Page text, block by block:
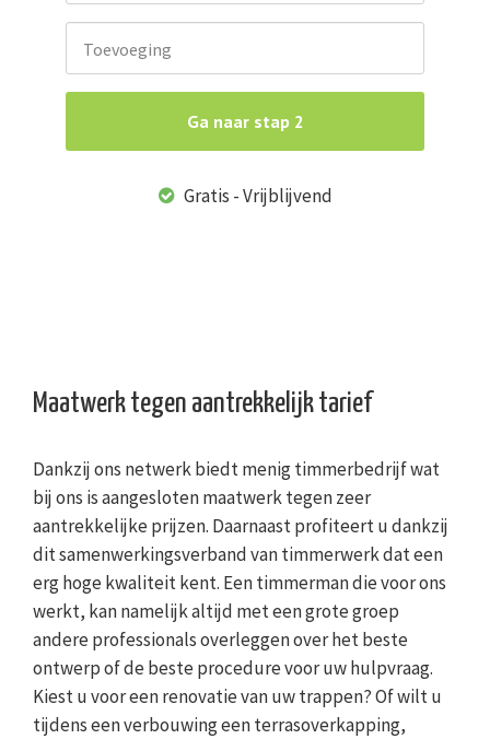
Toevoeging
Ga naar stap 2
Gratis - Vrijblijvend
Maatwerk tegen aantrekkelijk tarief
Dankzij ons netwerk biedt menig timmerbedrijf wat
bij ons is aangesloten maatwerk tegen zeer
aantrekkelijke prijzen. Daarnaast profiteert u dankzij
dit samenwerkingsverband van timmerwerk dat een
erg hoge kwaliteit kent. Een timmerman die voor ons
werkt, kan namelijk altijd met een grote groep
andere professionals overleggen over het beste
ontwerp of de beste procedure voor uw hulpvraag.
Kiest u voor een renovatie van uw trappen? Of wilt u
tijdens een verbouwing een terrasoverkapping,